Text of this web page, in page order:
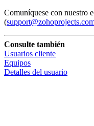
Comuníquese con nuestro
(
Consulte también
Usuarios cliente
Equipos
Detalles del usuario